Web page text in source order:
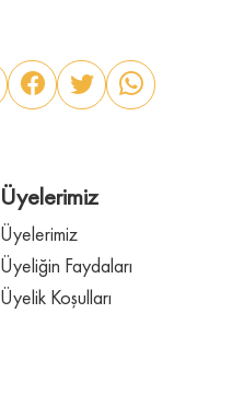
Üyelerimiz
Üyelerimiz
Üyeliğin Faydaları
Üyelik Koşulları